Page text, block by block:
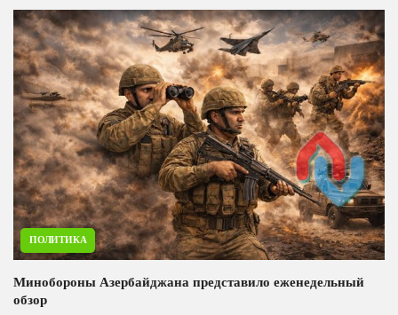
ПОЛИТИКА
Минобороны Азербайджана представило еженедельный
обзор